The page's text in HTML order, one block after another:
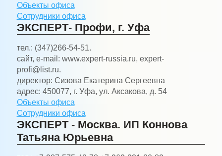
Объекты офиса
Сотрудники офиса
ЭКСПЕРТ- Профи, г. Уфа
тел.: (347)266-54-51.
сайт, e-mail: www.expert-russia.ru, expert-
profi@list.ru.
директор: Сизова Екатерина Сергеевна
адрес: 450077, г. Уфа, ул. Аксакова, д. 54
Объекты офиса
Сотрудники офиса
ЭКСПЕРТ - Москва. ИП Коннова
Татьяна Юрьевна